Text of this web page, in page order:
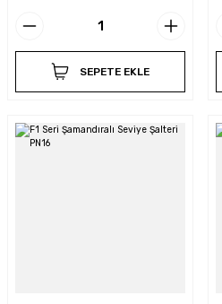
SEPETE EKLE